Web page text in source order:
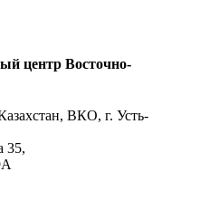
центр Восточно-
ВКО, г. Усть-
35,